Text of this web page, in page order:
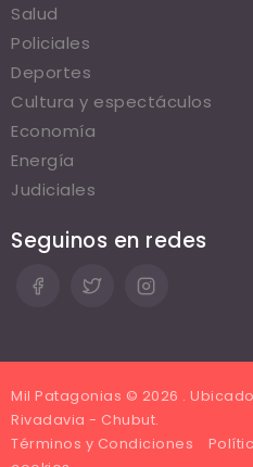
Salud
Policiales
Deportes
Cultura y espectáculos
Economía
Energía
Judiciales
Seguinos en redes
Mil Patagonias © 2026 .
Rivadavia - Chubut.
Términos y Condiciones